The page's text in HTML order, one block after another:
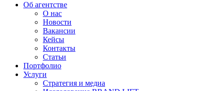
Об агентстве
О нас
Новости
Вакансии
Кейсы
Контакты
Статьи
Портфолио
Услуги
Стратегия и медиа